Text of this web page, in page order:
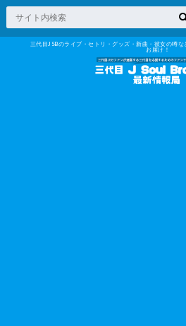
三代目JSBのライブ・セトリ・グッズ・新曲・彼女の噂
お届け！